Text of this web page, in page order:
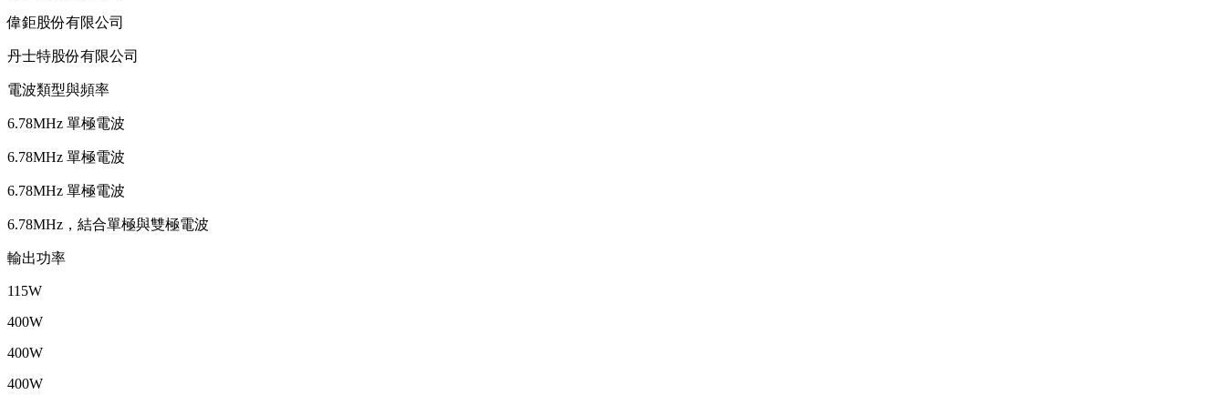
偉鉅股份有限公司
丹士特股份有限公司
電波類型與頻率
6.78MHz 單極電波
6.78MHz 單極電波
6.78MHz 單極電波
6.78MHz，結合單極與雙極電波
輸出功率
115W
400W
400W
400W